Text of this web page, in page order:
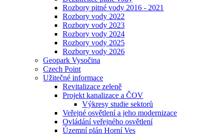
Rozbory pitné vody 2016 - 2021
Rozbory vody 2022
Rozbory vody 2023
Rozbory vody 2024
Rozbory vody 2025
Rozbory vody 2026
Geopark Vysočina
Czech Point
Užitečné informace
Revitalizace zeleně
Projekt kanalizace a ČOV
Výkresy studie sektorů
Veřejné osvětlení a jeho modernizace
Ovládání veřejného osvětlení
Územní plán Horní Ves